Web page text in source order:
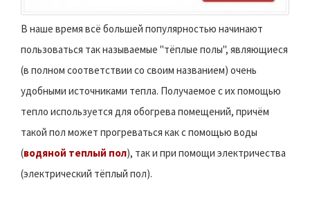
В наше время всё большей популярностью начинают
пользоваться так называемые "тёплые полы", являющиеся
(в полном соответствии со своим названием) очень
удобными источниками тепла. Получаемое с их помощью
тепло используется для обогрева помещений, причём
такой пол может прогреваться как с помощью воды
(водяной теплый пол), так и при помощи электричества
(электрический тёплый пол).